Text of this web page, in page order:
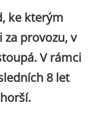
ke kterým
provozu, v
V rámci
8 let